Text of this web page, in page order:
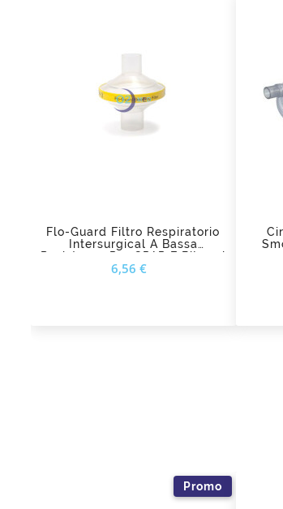
Flo-Guard Filtro Respiratorio
Intersurgical A Bassa
Resistenza Per CPAP E BiLevel
6,56 €
Promo